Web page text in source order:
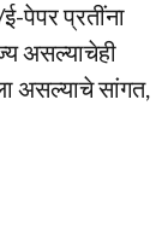
पेपर प्रतींना
असल्याचेही
असल्याचे सांगत,